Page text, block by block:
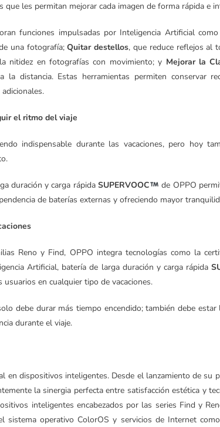
que les permitan mejorar cada imagen de forma rápida e
funciones impulsadas por Inteligencia Artificial como
una fotografía;Quitar destellos, que reduce reflejos al
nitidez en fotografías con movimiento; y Mejorar la
la distancia. Estas herramientas permiten conservar
el ritmo del viaje
indispensable durante las vacaciones, pero hoy
duración y carga rápidaSUPERVOOC
de OPPO
de baterías externas y ofreciendo mayor
Reno y Find, OPPO integra tecnologías como la
Artificial, batería de larga duración y carga rápida
en cualquier tipo de vacaciones.
debe durar más tiempo encendido; también debe
durante el viaje.
en dispositivos inteligentes. Desde el lanzamiento de su
la sinergia perfecta entre satisfacción estética y
inteligentes encabezados por las series Find y
sistema operativo ColorOS y servicios de Internet